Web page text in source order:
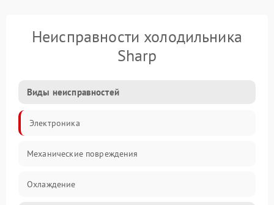
Неисправности холодильника
Sharp
Виды неисправностей
Электроника
Механические повреждения
Охлаждение